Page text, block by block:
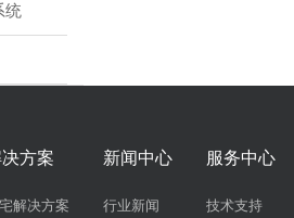
统
方案
解决方案
新闻中心
行业新闻
服务中心
技术支持